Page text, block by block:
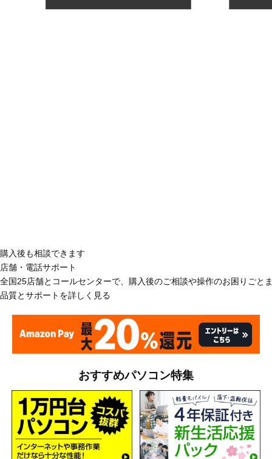
購入後も相談できます
店舗・電話サポート
全国25店舗とコールセンターで、購入後のご相談や操作のお困りごと
品質とサポートを詳しく見る
おすすめパソコン特集